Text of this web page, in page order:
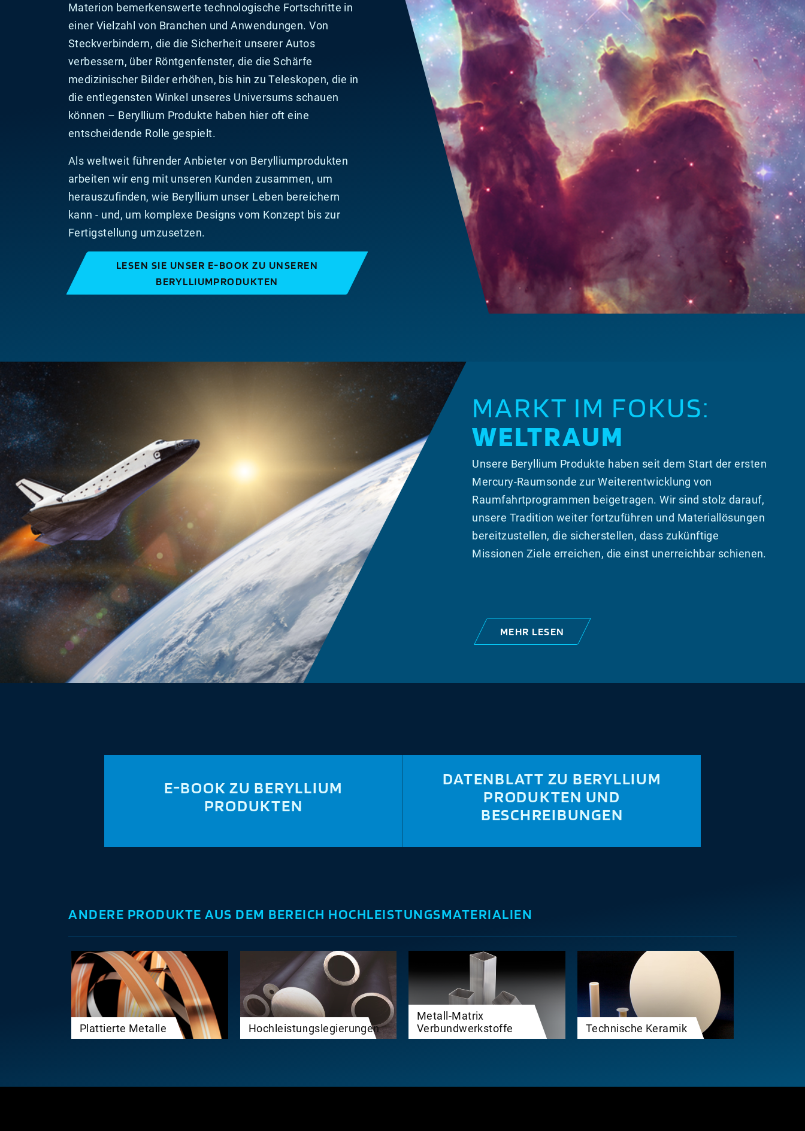
Materion bemerkenswerte technologische Fortschritte in
einer Vielzahl von Branchen und Anwendungen. Von
Steckverbindern, die die Sicherheit unserer Autos
verbessern, über Röntgenfenster, die die Schärfe
medizinischer Bilder erhöhen, bis hin zu Teleskopen, die in
die entlegensten Winkel unseres Universums schauen
können – Beryllium Produkte haben hier oft eine
entscheidende Rolle gespielt.
Als weltweit führender Anbieter von Berylliumprodukten
arbeiten wir eng mit unseren Kunden zusammen, um
herauszufinden, wie Beryllium unser Leben bereichern
kann - und, um komplexe Designs vom Konzept bis zur
Fertigstellung umzusetzen.
LESEN SIE UNSER E-BOOK ZU UNSEREN
BERYLLIUMPRODUKTEN
MARKT IM FOKUS:
WELTRAUM
Unsere Beryllium Produkte haben seit dem Start der ersten
Mercury-Raumsonde zur Weiterentwicklung von
Raumfahrtprogrammen beigetragen. Wir sind stolz darauf,
unsere Tradition weiter fortzuführen und Materiallösungen
bereitzustellen, die sicherstellen, dass zukünftige
Missionen Ziele erreichen, die einst unerreichbar schienen.
MEHR LESEN
E-BOOK ZU BERYLLIUM
PRODUKTEN
DATENBLATT ZU BERYLLIUM
PRODUKTEN UND
BESCHREIBUNGEN
ANDERE PRODUKTE AUS DEM BEREICH HOCHLEISTUNGSMATERIALIEN
Plattierte Metalle Hochleistungslegierungen
Metall-Matrix
Verbundwerkstoffe
Technische Keramik